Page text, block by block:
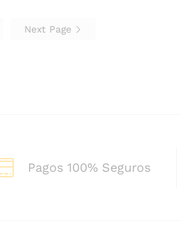
Next Page
Pagos 100% Seguros